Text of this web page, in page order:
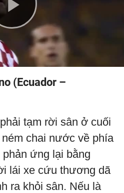
Play
Video
(Ecuador –
tạm rời sân ở cuối
chai nước về phía
ứng lại bằng
lái xe cứu thương dã
ra khỏi sân. Nếu là